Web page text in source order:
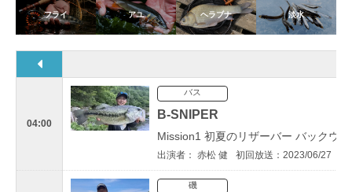
フライ アユ ヘラブナ 淡水
04:00
バス
B-SNIPER
Mission1 初夏のリザーバー バックウ
出演者： 赤松 健 初回放送：2023/06/27
磯